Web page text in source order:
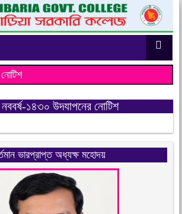
নববর্ষ-১৪৩০ উদযাপনের নোটিশ
ভারপ্রাপ্ত অধ্যক্ষ মহোদয়